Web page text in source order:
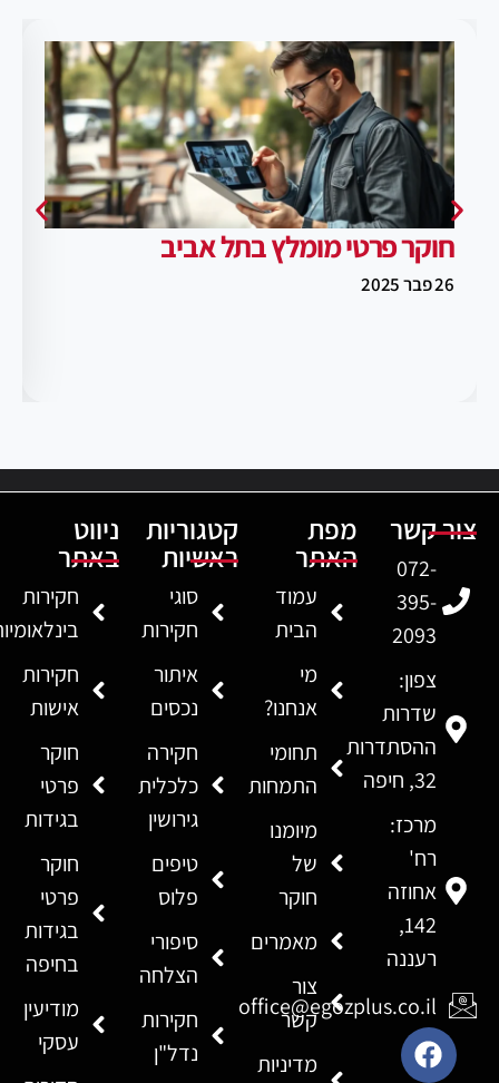
חוקר פרטי מומלץ בתל אביב
26 פבר 2025
צור קשר
072-
395-
2093
צפון:
שדרות
ההסתדרות
32, חיפה
מרכז:
רח'
אחוזה
142,
רעננה
office@egozplus.co.il
מפת
האתר
עמוד
הבית
מי
אנחנו?
תחומי
התמחות
מיומנו
של
חוקר
מאמרים
צור
קשר
מדיניות
קטגוריות
ראשיות
סוגי
חקירות
איתור
נכסים
חקירה
כלכלית
גירושין
טיפים
פלוס
סיפורי
הצלחה
חקירות
נדל"ן
ניווט
באתר
חקירות
חקירות
אישות
חוקר
פרטי
בגידות
חוקר
פרטי
בגידות
בחיפה
מודיעין
עסקי